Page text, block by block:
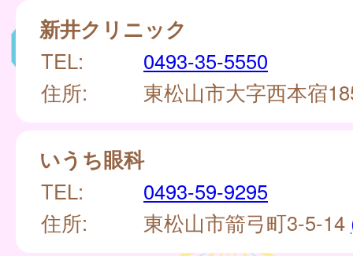
新井クリニック
TEL:
0493-35-5550
住所:
東松山市大字西本宿
いうち眼科
TEL:
0493-59-9295
住所:
東松山市箭弓町3-5-14